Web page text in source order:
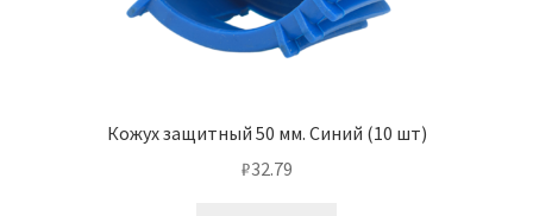
Кожух защитный 50 мм. Синий (10 шт)
₽32.79